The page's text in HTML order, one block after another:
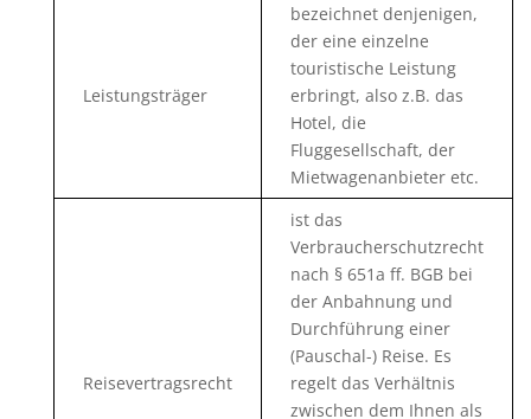
Leistungsträger
bezeichnet denjenigen,
der eine einzelne
touristische Leistung
erbringt, also z.B. das
Hotel, die
Fluggesellschaft, der
Mietwagenanbieter etc.
Reisevertragsrecht
ist das
Verbraucherschutzrecht
nach § 651a ff. BGB bei
der Anbahnung und
Durchführung einer
(Pauschal-) Reise. Es
regelt das Verhältnis
zwischen dem Ihnen als